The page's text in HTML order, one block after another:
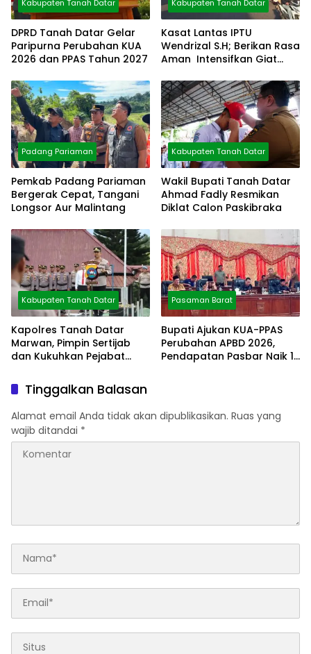
Kabupaten Tanah Datar
DPRD Tanah Datar Gelar
Paripurna Perubahan KUA
2026 dan PPAS Tahun 2027
Kabupaten Tanah Datar
Kasat Lantas IPTU
Wendrizal S.H; Berikan Rasa
Aman Intensifkan Giat
Padang Pariaman
Pemkab Padang Pariaman
Bergerak Cepat, Tangani
Longsor Aur Malintang
Kabupaten Tanah Datar
Wakil Bupati Tanah Datar
Ahmad Fadly Resmikan
Diklat Calon Paskibraka
Kabupaten Tanah Datar
Kapolres Tanah Datar
Marwan, Pimpin Sertijab
dan Kukuhkan Pejabat
Pasaman Barat
Bupati Ajukan KUA-PPAS
Perubahan APBD 2026,
Pendapatan Pasbar Naik 15
Tinggalkan Balasan
Alamat email Anda tidak akan dipublikasikan. Ruas yang
wajib ditandai *